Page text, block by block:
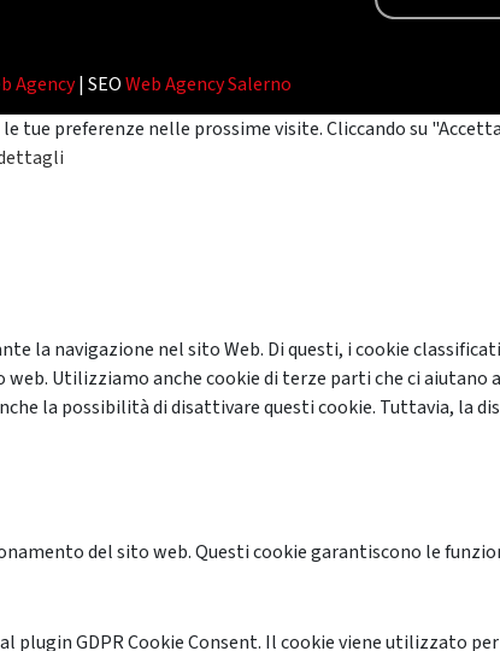
Agency| SEOWeb Agency Salerno
preferenze nelle prossime visite. Cliccando su
la navigazione nel sito Web. Di questi, i cookie
Utilizziamo anche cookie di terze parti che ci aiutano
la possibilità di disattivare questi cookie. Tuttavia, la
del sito web. Questi cookie garantiscono le
plugin GDPR Cookie Consent. Il cookie viene utilizzato